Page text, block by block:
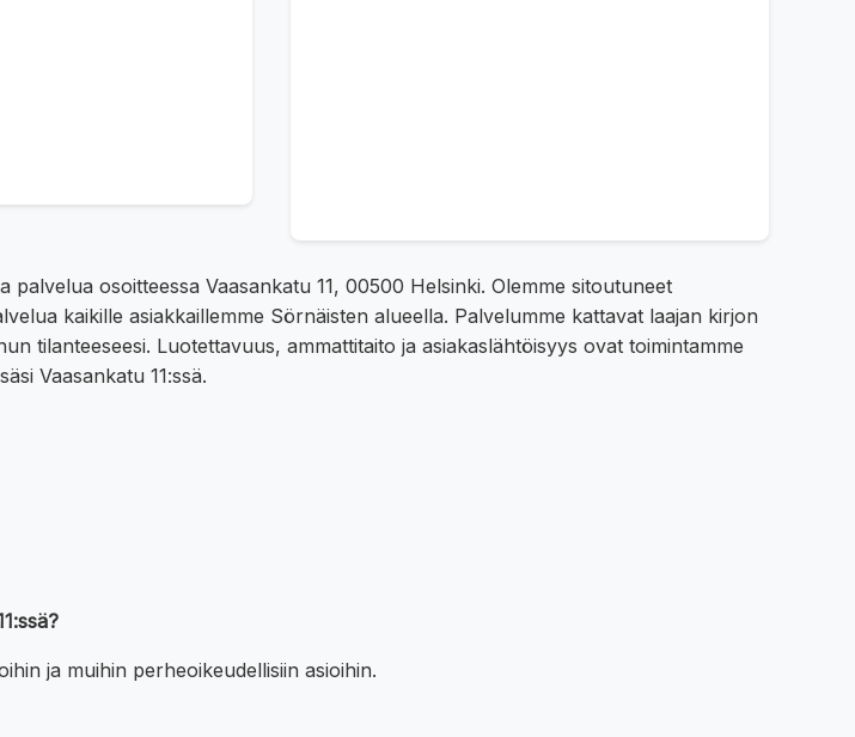
palvelua osoitteessa Vaasankatu 11, 00500 Helsinki. Olemme sitoutuneet
kaikille asiakkaillemme Sörnäisten alueella. Palvelumme kattavat laajan kirjon
tilanteeseesi. Luotettavuus, ammattitaito ja asiakaslähtöisyys ovat toimintamme
Vaasankatu 11:ssä.
ja muihin perheoikeudellisiin asioihin.